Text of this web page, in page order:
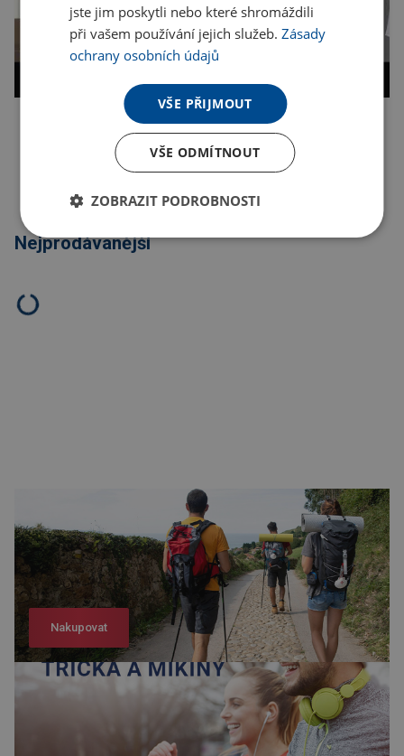
Kopírovat odkaz
Nejprodávanější
Nakupovat
jste jim poskytli nebo které shromáždili
při vašem používání jejich služeb.Zásady
ochrany osobních údajů
VŠE PŘIJMOUT
VŠE ODMÍTNOUT
ZOBRAZIT PODROBNOSTI